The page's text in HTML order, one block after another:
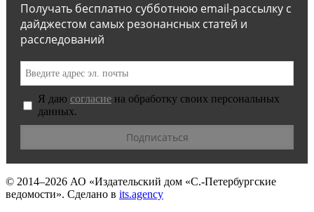
Получать бесплатно субботнюю email-рассылку с
дайджестом самых резонансных статей и
расследований
Я даю согласие на обработку своих персональных
данных.
© 2014–2026 АО «Издательский дом «С.-Петербургские
ведомости». Сделано в its.agency